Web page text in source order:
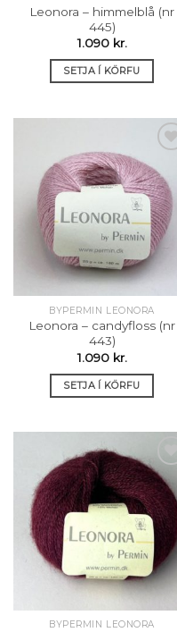
Leonora – himmelblå (nr
445)
1.090 kr.
SETJA Í KÖRFU
Setja á
óskalista
BYPERMIN LEONORA
Leonora – candyfloss (nr
443)
1.090 kr.
SETJA Í KÖRFU
Setja á
óskalista
BYPERMIN LEONORA